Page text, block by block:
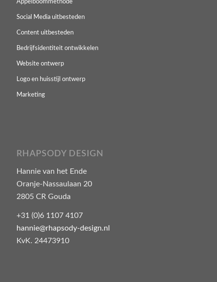
Appelboommethode
Social Media uitbesteden
Content uitbesteden
Bedrijfsidentiteit ontwikkelen
Website ontwerp
Logo en huisstijl ontwerp
Marketing
RHAPSODY DESIGN
Hannie van het Ende
Oranje-Nassaulaan 20
2805 CR Gouda
+31 (0)6 1107 4107
hannie@rhapsody-design.nl
KvK. 24473910